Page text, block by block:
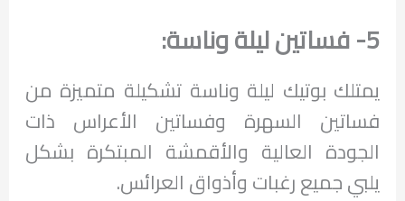
5- فساتين ليلة وناسة:
يمتلك بوتيك ليلة وناسة تشكيلة متميزة من
فساتين السهرة وفساتين الأعراس ذات
الجودة العالية والأقمشة المبتكرة بشكل
يلبي جميع رغبات وأذواق العرائس.